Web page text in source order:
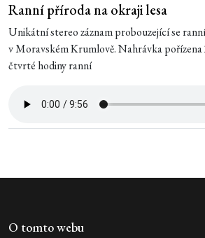
Ranní příroda na okraji lesa
Unikátní stereo záznam probouzející se
v Moravském Krumlově. Nahrávka pořízena
čtvrté hodiny ranní
O tomto webu